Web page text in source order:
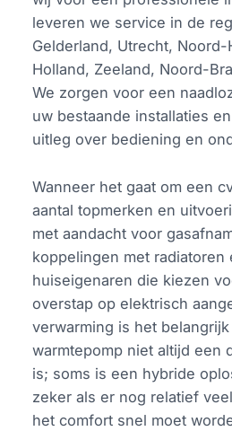
leveren we service in de
Gelderland, Utrecht,
Holland, Zeeland, Noord-
We zorgen voor een
uw bestaande installaties
uitleg over bediening en
Wanneer het gaat om een
aantal topmerken en
met aandacht voor
koppelingen met radiatoren
huiseigenaren die kiezen
overstap op elektrisch
verwarming is het
warmtepomp niet altijd een
is; soms is een hybride
zeker als er nog relatief
het comfort snel moet